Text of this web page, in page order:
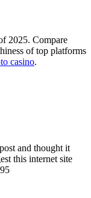
2025. Compare
of top platforms
casino.
and thought it
this internet site